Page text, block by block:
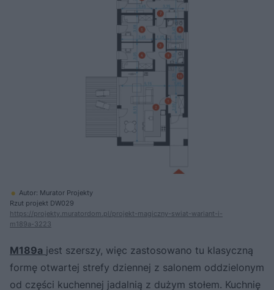
Autor: Murator Projekty
Rzut projekt DW029
https://projekty.muratordom.pl/projekt-magiczny-swiat-wariant-i-
m189a-3223
M189a jest szerszy, więc zastosowano tu klasyczną
formę otwartej strefy dziennej z salonem oddzielonym
od części kuchennej jadalnią z dużym stołem. Kuchnię